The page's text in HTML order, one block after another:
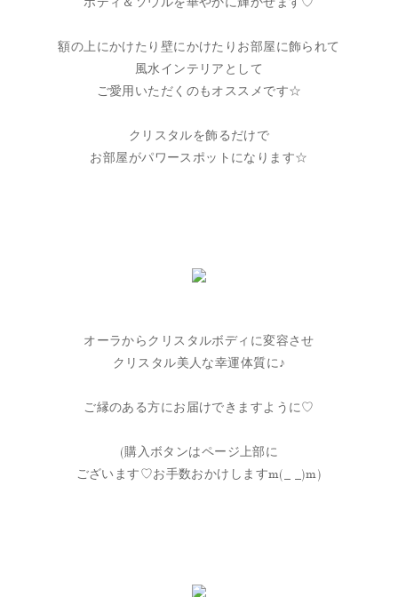
額の上にかけたり壁にかけたりお部屋に飾られて
風水インテリアとして
ご愛用いただくのもオススメです☆
クリスタルを飾るだけで
お部屋がパワースポットになります☆
オーラからクリスタルボディに変容させ
クリスタル美人な幸運体質に♪
ご縁のある方にお届けできますように♡
(購入ボタンはページ上部に
ございます♡お手数おかけしますm(_ _)m)